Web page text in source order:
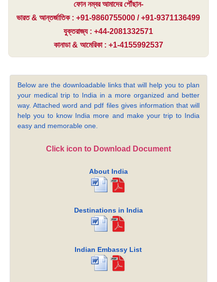
ফোন নম্বর আমাদের পৌঁছান-
ভারত & আন্তর্জাতিক : +91-9860755000 / +91-9371136499
যুক্তরাজ্য : +44-2081332571
কানাডা & আমেরিকা : +1-4155992537
Below are the downloadable links that will help you to plan
your medical trip to India in a more organized and better
way. Attached word and pdf files gives information that will
help you to know India more and make your trip to India
easy and memorable one.
Click icon to Download Document
About India
Destinations in India
Indian Embassy List